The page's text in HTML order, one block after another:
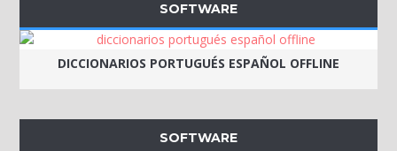
SOFTWARE
DICCIONARIOS PORTUGUÉS ESPAÑOL OFFLINE
SOFTWARE